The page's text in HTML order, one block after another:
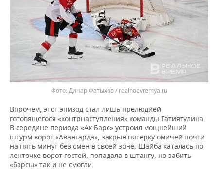
Динар Фатыхов / realnoevremya.ru
Впрочем, этот эпизод стал лишь прелюдией
готовящегося «контрнаступления» команды Гатиятулина.
В середине периода «Ак Барс» устроил мощнейший
штурм ворот «Авангарда», закрыв пятерку омичей почти
на пять минут без смен в своей зоне. Шайба каталась по
ленточке ворот гостей, попадала в штангу, но забить
«барсы» так и не смогли.